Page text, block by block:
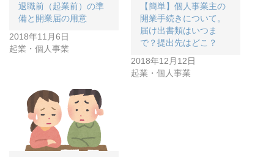
退職前（起業前）の準
備と開業届の用意
2018年11月6日
起業・個人事業
【簡単】個人事業主の
開業手続きについて。
届け出書類はいつま
で？提出先はどこ？
2018年12月12日
起業・個人事業